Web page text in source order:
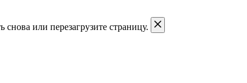
или перезагрузите страницу.